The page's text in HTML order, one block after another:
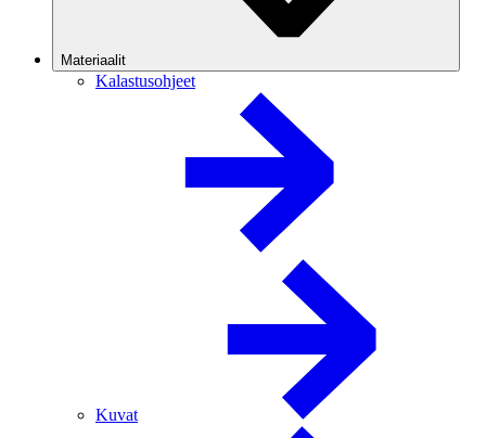
Materiaalit
Kalastusohjeet
Kuvat